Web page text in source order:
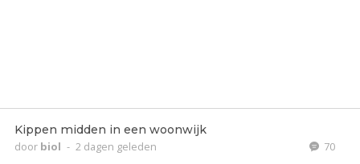
Kippen midden in een woonwijk
door biol - 2 dagen geleden 70